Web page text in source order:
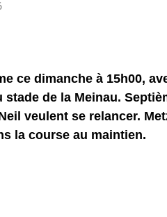
ce dimanche à 15h00,
stade de la Meinau.
veulent se relancer.
la course au maintien.